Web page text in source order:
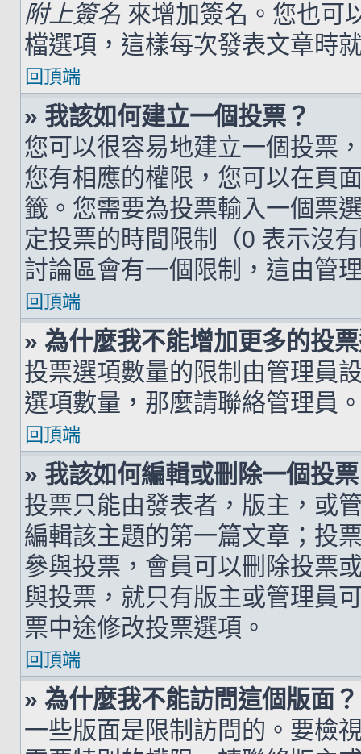
附上簽名 來增加簽名。您也可
檔選項，這樣每次發表文章時
回頂端
» 我該如何建立一個投票？
您可以很容易地建立一個投票
您有相應的權限，您可以在頁
籤。您需要為投票輸入一個票
定投票的時間限制（0 表示沒
討論區會有一個限制，這由管
回頂端
» 為什麼我不能增加更多的投
投票選項數量的限制由管理員
選項數量，那麼請聯絡管理員
回頂端
» 我該如何編輯或刪除一個投
投票只能由發表者，版主，或
編輯該主題的第一篇文章；投
參與投票，會員可以刪除投票
與投票，就只有版主或管理員
票中途修改投票選項。
回頂端
» 為什麼我不能訪問這個版面？
一些版面是限制訪問的。要檢